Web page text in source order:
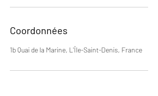
Coordonnées
1b Quai de la Marine, L'Île-Saint-Denis, France